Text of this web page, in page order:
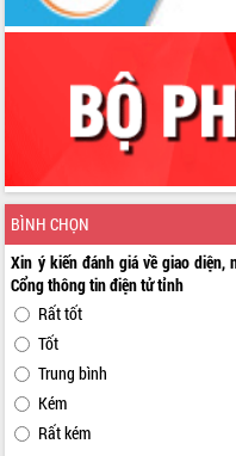
BÌNH CHỌN
Xin ý kiến đánh giá về giao
Cổng thông tin điện tử tỉnh
Rất tốt
Tốt
Trung bình
Kém
Rất kém